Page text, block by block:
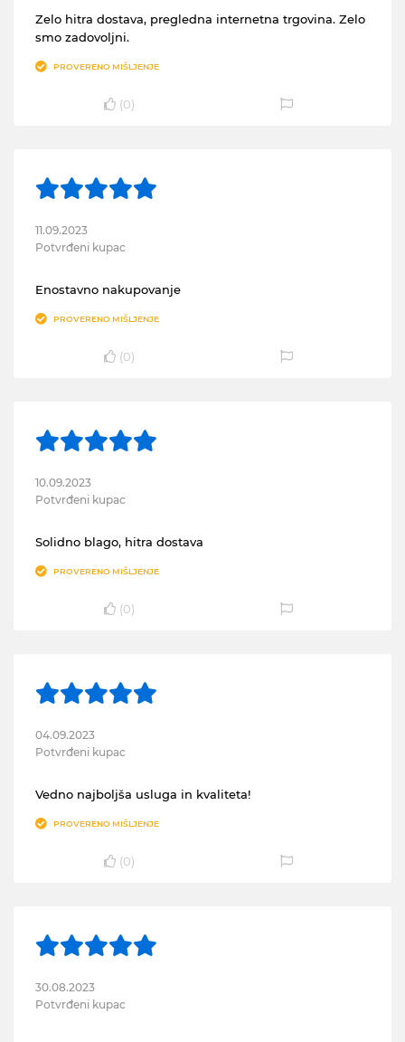
Zelo hitra dostava, pregledna internetna trgovina. Zelo
smo zadovoljni.
PROVERENO MIŠLJENJE
(0)
11.09.2023
Potvrđeni kupac
Enostavno nakupovanje
PROVERENO MIŠLJENJE
(0)
10.09.2023
Potvrđeni kupac
Solidno blago, hitra dostava
PROVERENO MIŠLJENJE
(0)
04.09.2023
Potvrđeni kupac
Vedno najboljša usluga in kvaliteta!
PROVERENO MIŠLJENJE
(0)
30.08.2023
Potvrđeni kupac